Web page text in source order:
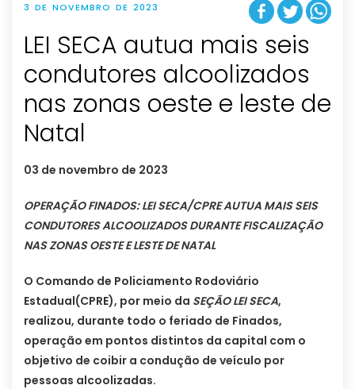
3 DE NOVEMBRO DE 2023
LEI SECA autua mais seis
condutores alcoolizados
nas zonas oeste e leste de
Natal
03 de novembro de 2023
OPERAÇÃO FINADOS: LEI SECA/CPRE AUTUA MAIS SEIS
CONDUTORES ALCOOLIZADOS DURANTE FISCALIZAÇÃO
NAS ZONAS OESTE E LESTE DE NATAL
O Comando de Policiamento Rodoviário
Estadual(CPRE), por meio da SEÇÃO LEI SECA,
realizou, durante todo o feriado de Finados,
operação em pontos distintos da capital com o
objetivo de coibir a condução de veículo por
pessoas alcoolizadas.